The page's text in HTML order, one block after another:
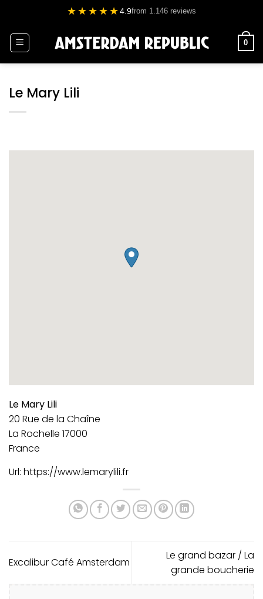
inhoud
★★★★★4.9from 1.146 reviews
0
Le Mary Lili
Le Mary Lili
20 Rue de la Chaîne
La Rochelle 17000
France
Url: https://www.lemarylili.fr
Excalibur Café Amsterdam
Le grand bazar / La
grande boucherie